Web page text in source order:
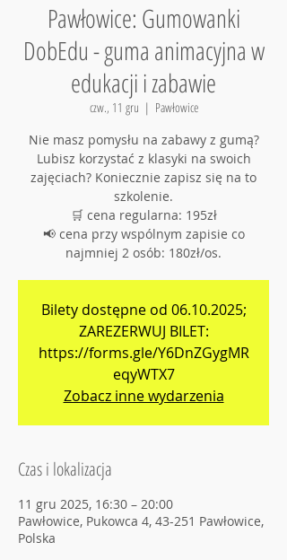
Pawłowice: Gumowanki
DobEdu - guma animacyjna w
edukacji i zabawie
czw., 11 gru
  |
Pawłowice
Nie masz pomysłu na zabawy z gumą?
Lubisz korzystać z klasyki na swoich
zajęciach? Koniecznie zapisz się na to
szkolenie.
🛒 cena regularna: 195zł
📢 cena przy wspólnym zapisie co
najmniej 2 osób: 180zł/os.
Bilety dostępne od 06.10.2025;
ZAREZERWUJ BILET:
https://forms.gle/Y6DnZGygMR
eqyWTX7
Zobacz inne wydarzenia
Czas i lokalizacja
11 gru 2025, 16:30 – 20:00
Pawłowice, Pukowca 4, 43-251 Pawłowice,
Polska